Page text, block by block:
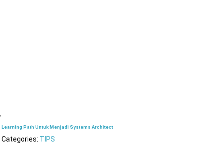
Learning Path Untuk Menjadi Systems Architect
Categories: TIPS